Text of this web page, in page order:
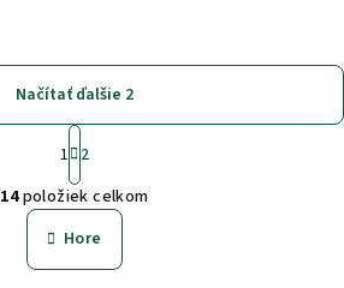
O
v
l
á
Načítať ďalšie 2
S
t
r
á
n
k
o
1 2
14položiek celkom
Hore